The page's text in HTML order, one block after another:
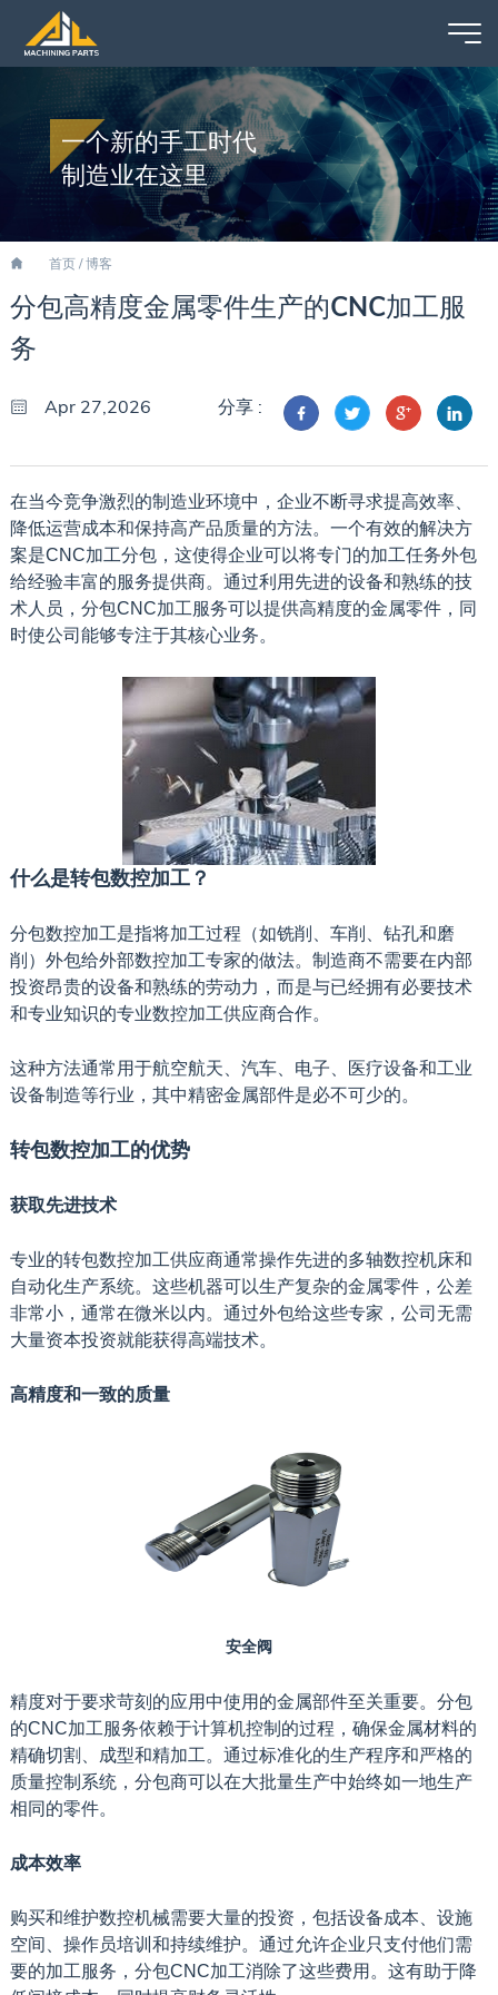
一个新的手工时代
制造业在这里
首页/博客
分包高精度金属零件生产的CNC加工服
务
Apr 27,2026 分享 :
在当今竞争激烈的制造业环境中，企业不断寻求提高效率、
降低运营成本和保持高产品质量的方法。一个有效的解决方
案是CNC加工分包，这使得企业可以将专门的加工任务外包
给经验丰富的服务提供商。通过利用先进的设备和熟练的技
术人员，分包CNC加工服务可以提供高精度的金属零件，同
时使公司能够专注于其核心业务。
什么是转包数控加工？
分包数控加工是指将加工过程（如铣削、车削、钻孔和磨
削）外包给外部数控加工专家的做法。制造商不需要在内部
投资昂贵的设备和熟练的劳动力，而是与已经拥有必要技术
和专业知识的专业数控加工供应商合作。
这种方法通常用于航空航天、汽车、电子、医疗设备和工业
设备制造等行业，其中精密金属部件是必不可少的。
转包数控加工的优势
获取先进技术
专业的转包数控加工供应商通常操作先进的多轴数控机床和
自动化生产系统。这些机器可以生产复杂的金属零件，公差
非常小，通常在微米以内。通过外包给这些专家，公司无需
大量资本投资就能获得高端技术。
高精度和一致的质量
安全阀
精度对于要求苛刻的应用中使用的金属部件至关重要。分包
的CNC加工服务依赖于计算机控制的过程，确保金属材料的
精确切割、成型和精加工。通过标准化的生产程序和严格的
质量控制系统，分包商可以在大批量生产中始终如一地生产
相同的零件。
成本效率
购买和维护数控机械需要大量的投资，包括设备成本、设施
空间、操作员培训和持续维护。通过允许企业只支付他们需
要的加工服务，分包CNC加工消除了这些费用。这有助于降